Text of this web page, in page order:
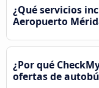
¿Qué servicios
Aeropuerto
¿Por qué
ofertas de